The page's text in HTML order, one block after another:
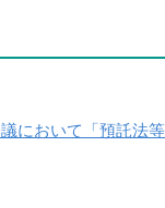
において「預託法